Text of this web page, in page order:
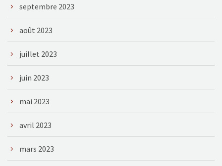
septembre 2023
août 2023
juillet 2023
juin 2023
mai 2023
avril 2023
mars 2023